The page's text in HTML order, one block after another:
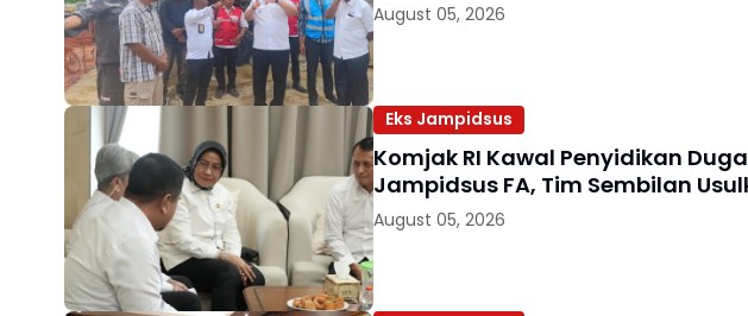
August 05, 2026
Eks Jampidsus
Komjak RI Kawal Penyidikan
Jampidsus FA, Tim Sembilan
August 05, 2026